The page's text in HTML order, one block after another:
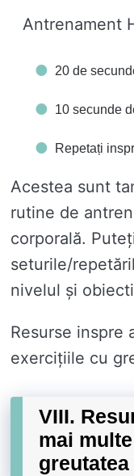
Antrenament
20 de
10 secunde
Repetați
Acestea sunt
rutine de
corporală.
seturile/
nivelul și
Resurse inspre
exercițiile cu
VIII.
mai